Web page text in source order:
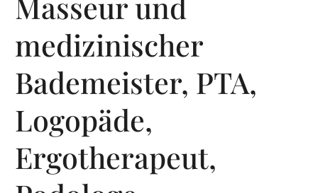
medizinischer
Bademeister, PTA,
Logopäde,
Ergotherapeut,